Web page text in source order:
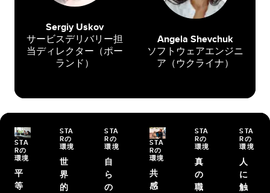
Sergiy Uskov
サービスデリバリー担
当ディレクター（ポー
ランド）
Angela Shevchuk
ソフトウェアエンジニ
ア（ウクライナ）
STA
Rの
環境
平
等
STA
Rの
環境
世
界
的
STA
Rの
環境
自
ら
の
STA
Rの
環境
共
感
STA
Rの
環境
真
の
職
STA
Rの
環境
人
に
触